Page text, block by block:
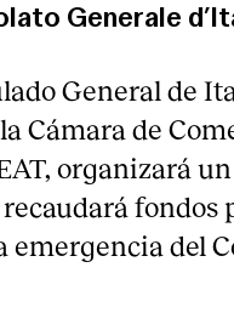
Generale
General de
Cámara de
organizará
fondos
del